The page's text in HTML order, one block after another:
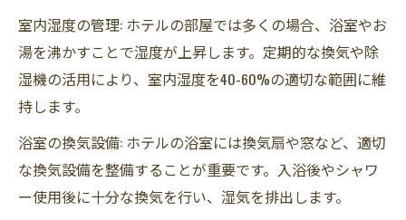
室内湿度の管理: ホテルの部屋では多くの場合、浴室やお
湯を沸かすことで湿度が上昇します。定期的な換気や除
湿機の活用により、室内湿度を40-60%の適切な範囲に維
持します。
浴室の換気設備: ホテルの浴室には換気扇や窓など、適切
な換気設備を整備することが重要です。入浴後やシャワ
ー使用後に十分な換気を行い、湿気を排出します。